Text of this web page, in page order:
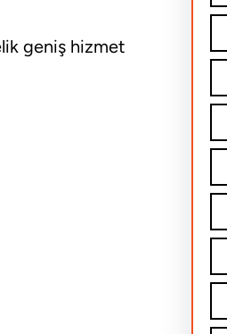
geniş hizmet